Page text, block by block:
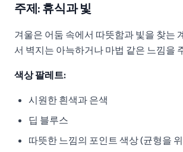
주제: 휴식과 빛
겨울은 어둠 속에서 따뜻함과 빛을 찾는
서 벽지는 아늑하거나 마법 같은 느낌을
색상 팔레트:
시원한 흰색과 은색
딥 블루스
따뜻한 느낌의 포인트 색상 (균형을